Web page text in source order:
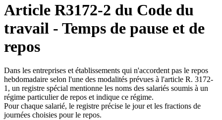
Article R3172-2 du Code du
travail - Temps de pause et de
repos
Dans les entreprises et établissements qui n'accordent pas le repos
hebdomadaire selon l'une des modalités prévues à l'article R. 3172-
1, un registre spécial mentionne les noms des salariés soumis à un
régime particulier de repos et indique ce régime.
Pour chaque salarié, le registre précise le jour et les fractions de
journées choisies pour le repos.